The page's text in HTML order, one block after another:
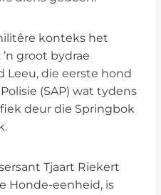
konteks het
groot bydrae
Leeu, die eerste hond
(SAP) wat tydens
deur die Springbok
Tjaart Riekert
Honde-eenheid, is